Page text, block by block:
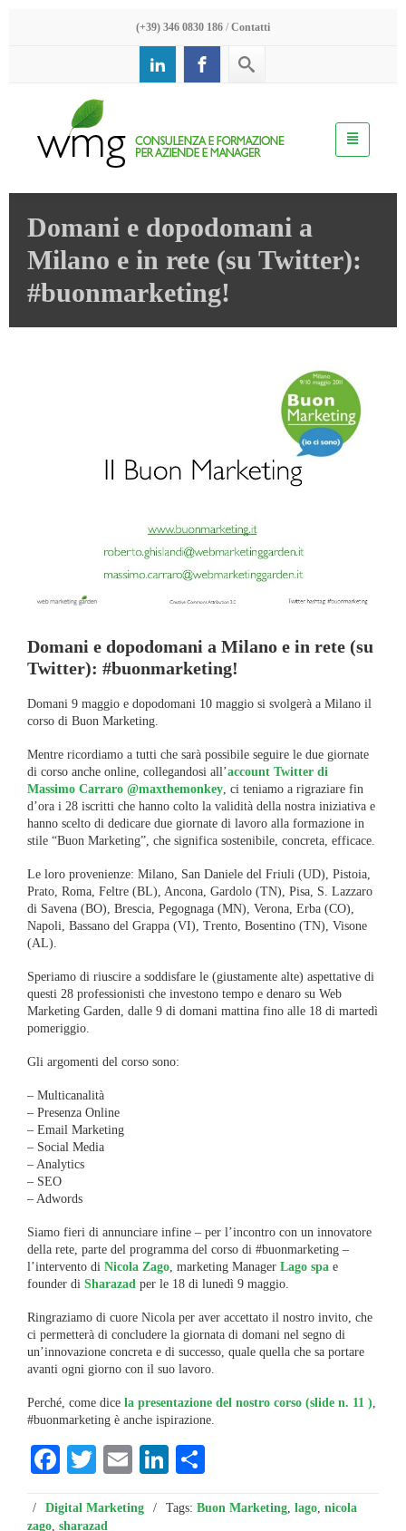
(+39) 346 0830 186 / Contatti
Domani e dopodomani a
Milano e in rete (su Twitter):
#buonmarketing!
Domani e dopodomani a Milano e in rete (su
Twitter): #buonmarketing!
Domani 9 maggio e dopodomani 10 maggio si svolgerà a Milano il
corso di Buon Marketing.
Mentre ricordiamo a tutti che sarà possibile seguire le due giornate
di corso anche online, collegandosi all’account Twitter di
Massimo Carraro @maxthemonkey, ci teniamo a rigraziare fin
d’ora i 28 iscritti che hanno colto la validità della nostra iniziativa e
hanno scelto di dedicare due giornate di lavoro alla formazione in
stile “Buon Marketing”, che significa sostenibile, concreta, efficace.
Le loro provenienze: Milano, San Daniele del Friuli (UD), Pistoia,
Prato, Roma, Feltre (BL), Ancona, Gardolo (TN), Pisa, S. Lazzaro
di Savena (BO), Brescia, Pegognaga (MN), Verona, Erba (CO),
Napoli, Bassano del Grappa (VI), Trento, Bosentino (TN), Visone
(AL).
Speriamo di riuscire a soddisfare le (giustamente alte) aspettative di
questi 28 professionisti che investono tempo e denaro su Web
Marketing Garden, dalle 9 di domani mattina fino alle 18 di martedì
pomeriggio.
Gli argomenti del corso sono:
– Multicanalità
– Presenza Online
– Email Marketing
– Social Media
– Analytics
– SEO
– Adwords
Siamo fieri di annunciare infine – per l’incontro con un innovatore
della rete, parte del programma del corso di #buonmarketing –
l’intervento di Nicola Zago, marketing Manager Lago spa e
founder di Sharazad per le 18 di lunedì 9 maggio.
Ringraziamo di cuore Nicola per aver accettato il nostro invito, che
ci permetterà di concludere la giornata di domani nel segno di
un’innovazione concreta e di successo, quale quella che sa portare
avanti ogni giorno con il suo lavoro.
Perché, come dice la presentazione del nostro corso (slide n. 11 ),
#buonmarketing è anche ispirazione.
Facebook
Twitter
EmailLinkedIn
/ Digital Marketing / Tags: Buon Marketing, lago, nicola
zago, sharazad